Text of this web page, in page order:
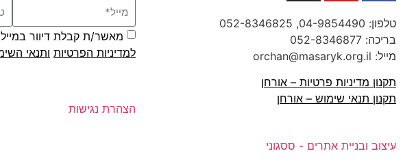
טלפון: 04-9854490
, 052-8346825
בריכה: 052-8346877
מייל: orchan@masaryk.org.il
תקנון מדיניות פרטיות – אורחן
תקנון תנאי שימוש – אורחן
מאשר/ת קבלת דיוור
למדיניות הפרטיות ותנאי
הצהרת נגישות
עיצוב ובניית אתרים - ססגוני